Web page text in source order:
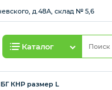
д.48А, склад № 5,6
Каталог
КНР размер L